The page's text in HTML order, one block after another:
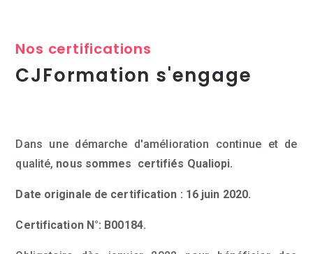
Nos certifications
CJFormation s'engage
Dans une démarche d'amélioration continue et de
qualité, nous sommes certifiés Qualiopi.
Date originale de certification : 16 juin 2020.
Certification N°: B00184.